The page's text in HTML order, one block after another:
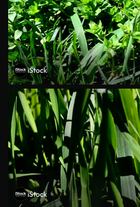
iStock
iStock